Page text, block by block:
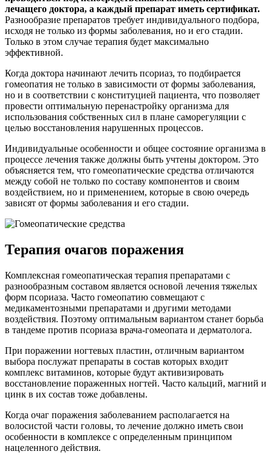
лечащего доктора, а каждый препарат иметь сертификат.
Разнообразие препаратов требует индивидуального подбора,
исходя не только из формы заболевания, но и его стадии.
Только в этом случае терапия будет максимально
эффективной.
Когда доктора начинают лечить псориаз, то подбирается
гомеопатия не только в зависимости от формы заболевания,
но и в соответствии с конституцией пациента, что позволяет
провести оптимальную перенастройку организма для
использования собственных сил в плане саморегуляции с
целью восстановления нарушенных процессов.
Индивидуальные особенности и общее состояние организма в
процессе лечения также должны быть учтены доктором. Это
объясняется тем, что гомеопатические средства отличаются
между собой не только по составу компонентов и своим
воздействием, но и применением, которые в свою очередь
зависят от формы заболевания и его стадии.
Терапия очагов поражения
Комплексная гомеопатическая терапия препаратами с
разнообразным составом является основой лечения тяжелых
форм псориаза. Часто гомеопатию совмещают с
медикаментозными препаратами и другими методами
воздействия. Поэтому оптимальным вариантом станет борьба
в тандеме против псориаза врача-гомеопата и дерматолога.
При поражении ногтевых пластин, отличным вариантом
выбора послужат препараты в состав которых входит
комплекс витаминов, которые будут активизировать
восстановление пораженных ногтей. Часто кальций, магний и
цинк в их состав тоже добавлены.
Когда очаг поражения заболеванием располагается на
волосистой части головы, то лечение должно иметь свои
особенности в комплексе с определенным принципом
нацеленного действия.